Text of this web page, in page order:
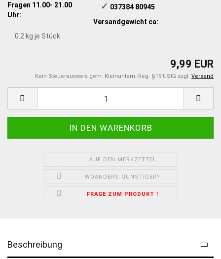
Fragen 11.00- 21.00
Uhr:
✓ ​ 037384 80945
Versandgewicht ca:
0.2 kg je Stück
9,99 EUR
Kein Steuerausweis gem. Kleinuntern.-Reg. §19 UStG zzgl. Versand
AUF DEN MERKZETTEL
WOANDERS GÜNSTIGER?
FRAGE ZUM PRODUKT !
Beschreibung